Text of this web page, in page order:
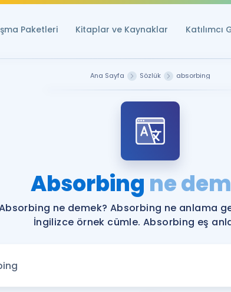
Paketleri Kitaplar ve Kaynaklar Katılımcı
YDS
Ana Sayfa Sözlük absorbing
Absorbing ne
ne demek? Absorbing ne anlama
İngilizce örnek cümle. Absorbing eş